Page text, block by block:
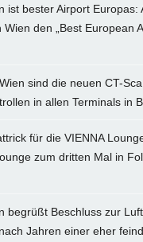
ist bester Airport Europas:
den „Best European
sind die neuen CT-
in allen Terminals in
für die VIENNA
zum dritten Mal in
begrüßt Beschluss zur
Jahren einer eher